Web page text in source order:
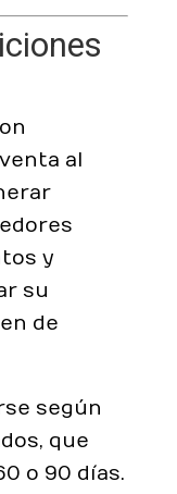
al
y
su
de
según
que
o 90 días.